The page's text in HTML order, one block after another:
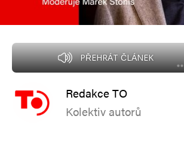
PŘEHRÁT ČLÁNEK
Redakce TO
Kolektiv autorů